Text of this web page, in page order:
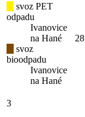
svoz PET
odpadu
Ivanovice
na Hané
svoz
bioodpadu
Ivanovice
na Hané
28
3